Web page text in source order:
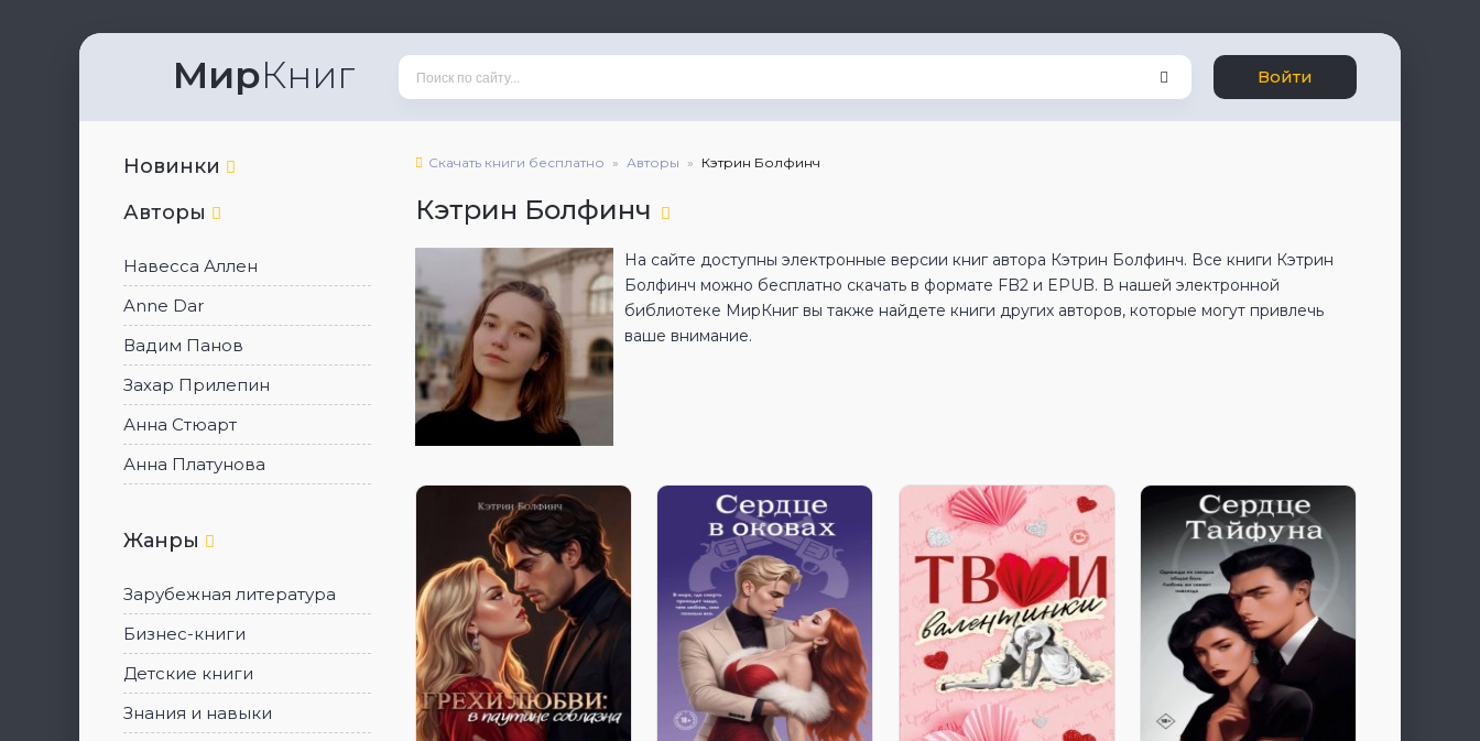
МирКниг Войти
Новинки
Авторы
Навесса Аллен
Anne Dar
Вадим Панов
Захар Прилепин
Анна Стюарт
Анна Платунова
Жанры
Зарубежная литература
Бизнес-книги
Детские книги
Знания и навыки
Скачать книги бесплатно Авторы Кэтрин Болфинч
Кэтрин Болфинч
На сайте доступны электронные версии книг автора Кэтрин Болфинч. Все книги Кэтрин
Болфинч можно бесплатно скачать в формате FB2 и EPUB. В нашей электронной
библиотеке МирКниг вы также найдете книги других авторов, которые могут привлечь
ваше внимание.